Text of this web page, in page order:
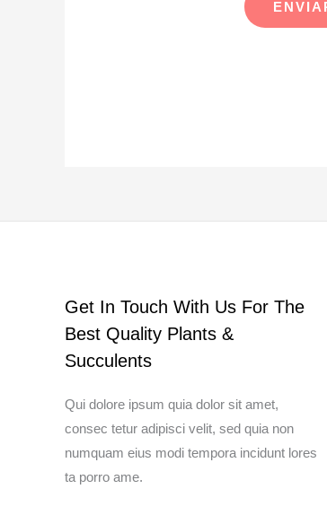
Get In Touch With Us For The
Best Quality Plants &
Succulents
Qui dolore ipsum quia dolor sit amet,
consec tetur adipisci velit, sed quia non
numquam eius modi tempora incidunt lores
ta porro ame.